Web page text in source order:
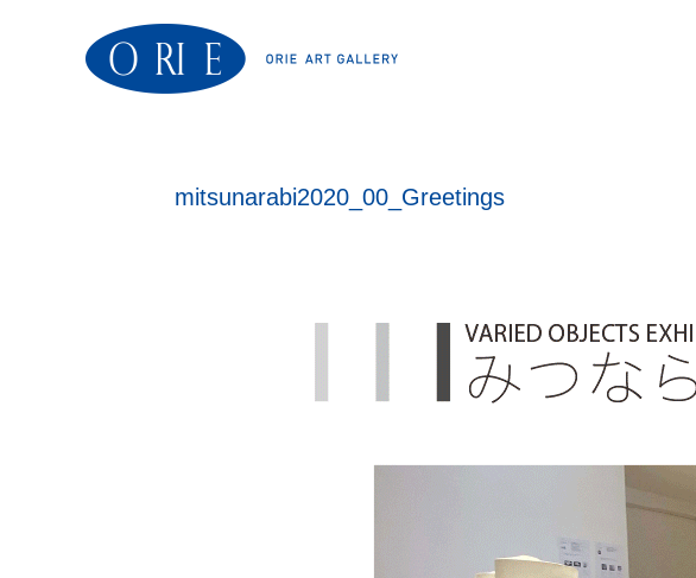
mitsunarabi2020_00_Greetings